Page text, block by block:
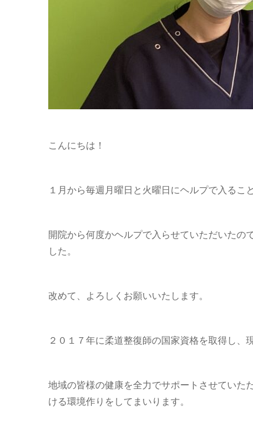
こんにちは！
１月から毎週月曜日と火曜日にヘルプで入るこ
開院から何度かヘルプで入らせていただいたの
した。
改めて、よろしくお願いいたします。
２０１７年に柔道整復師の国家資格を取得し、
地域の皆様の健康を全力でサポートさせていた
ける環境作りをしてまいります。